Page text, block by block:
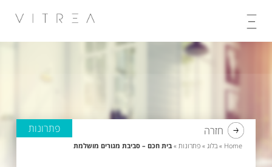
חזרה
Home
»בלוג »פתרונות »בית חכם – סביבת מגורים מושלמת
פתרונות